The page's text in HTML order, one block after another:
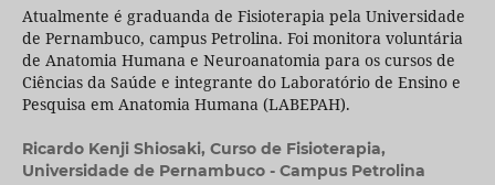
Atualmente é graduanda de Fisioterapia pela Universidade
de Pernambuco, campus Petrolina. Foi monitora voluntária
de Anatomia Humana e Neuroanatomia para os cursos de
Ciências da Saúde e integrante do Laboratório de Ensino e
Pesquisa em Anatomia Humana (LABEPAH).
Ricardo Kenji Shiosaki, Curso de Fisioterapia,
Universidade de Pernambuco - Campus Petrolina